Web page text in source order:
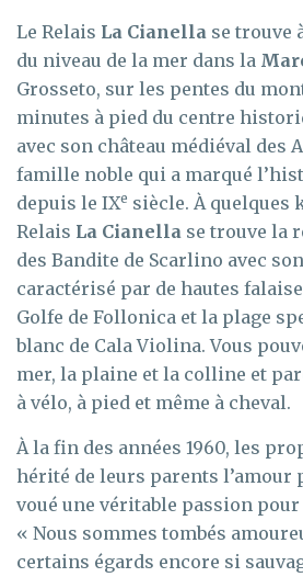
Le Relais La Cianella se trouve
du niveau de la mer dans la
Grosseto, sur les pentes du
minutes à pied du centre
avec son château médiéval des
famille noble qui a marqué
depuis le IXe siècle. À quelques
Relais La Cianella se trouve la
des Bandite de Scarlino avec
caractérisé par de hautes
Golfe de Follonica et la plage
blanc de Cala Violina. Vous
mer, la plaine et la colline et
à vélo, à pied et même à cheval.
À la fin des années 1960, les
hérité de leurs parents l’amour
voué une véritable passion pour
« Nous sommes tombés
certains égards encore si